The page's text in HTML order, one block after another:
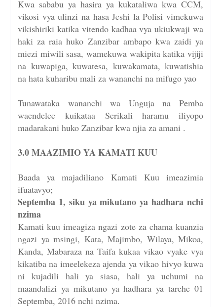
Kwa sababu ya hasira ya kukataliwa kwa CCM,
vikosi vya ulinzi na hasa Jeshi la Polisi vimekuwa
vikishiriki katika vitendo kadhaa vya ukiukwaji wa
haki za raia huko Zanzibar ambapo kwa zaidi ya
miezi miwili sasa, wamekuwa wakipita katika vijiji
na kuwapiga, kuwatesa, kuwakamata, kuwatishia
na hata kuharibu mali za wananchi na mifugo yao
Tunawataka wananchi wa Unguja na Pemba
waendelee kuikataa Serikali haramu iliyopo
madarakani huko Zanzibar kwa njia za amani .
3.0 MAAZIMIO YA KAMATI KUU
Baada ya majadiliano Kamati Kuu imeazimia
ifuatavyo;
Septemba 1, siku ya mikutano ya hadhara nchi
nzima
Kamati kuu imeagiza ngazi zote za chama kuanzia
ngazi ya msingi, Kata, Majimbo, Wilaya, Mikoa,
Kanda, Mabaraza na Taifa kukaa vikao vyake vya
kikatiba na imeelekeza ajenda ya vikao hivyo kuwa
ni kujadili hali ya siasa, hali ya uchumi na
maandalizi ya mikutano ya hadhara ya tarehe 01
Septemba, 2016 nchi nzima.